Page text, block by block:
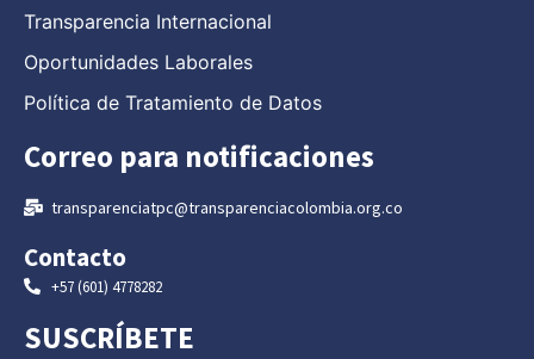
Transparencia Internacional
Oportunidades Laborales
Política de Tratamiento de Datos
Correo para notificaciones
transparenciatpc@transparenciacolombia.org.co
Contacto
+57 (601) 4778282
SUSCRÍBETE